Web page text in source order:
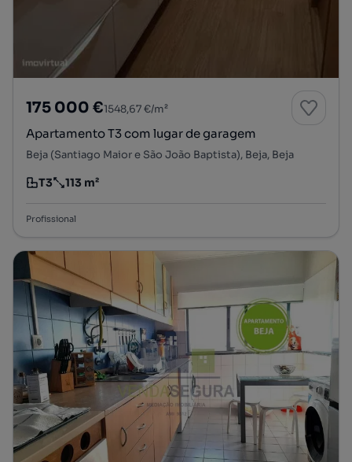
175 000 €1548,67 €/m²
Apartamento T3 com lugar de garagem
Beja (Santiago Maior e São João Baptista), Beja, Beja
Tipologia
T3
Preço por metro quadrado
113 m²
Profissional